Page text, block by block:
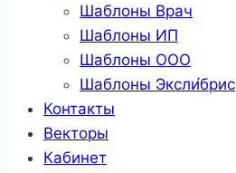
Шаблоны Врач
Шаблоны ИП
Шаблоны ООО
Шаблоны Эксли́брис
Контакты
Векторы
Кабинет